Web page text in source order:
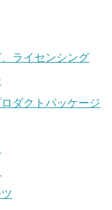
ライセンシング
ダクトパッケージ